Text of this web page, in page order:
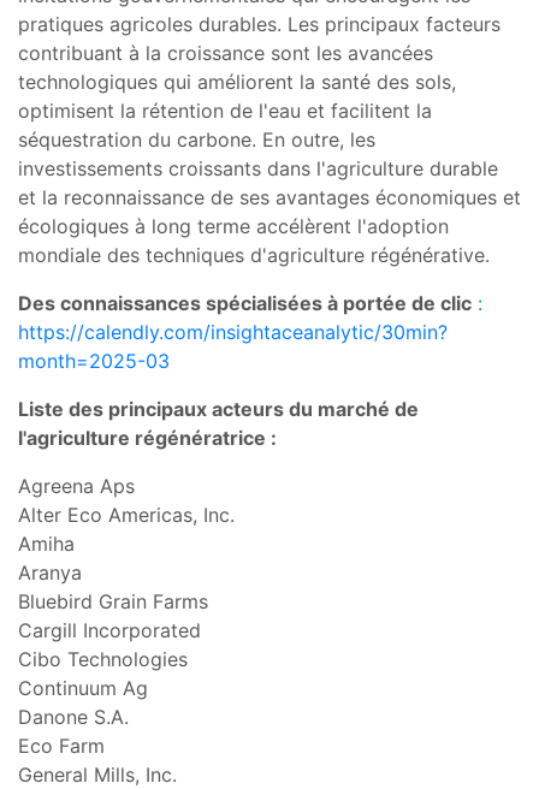
pratiques agricoles durables. Les principaux facteurs
contribuant à la croissance sont les avancées
technologiques qui améliorent la santé des sols,
optimisent la rétention de l'eau et facilitent la
séquestration du carbone. En outre, les
investissements croissants dans l'agriculture durable
et la reconnaissance de ses avantages économiques et
écologiques à long terme accélèrent l'adoption
mondiale des techniques d'agriculture régénérative.
Des connaissances spécialisées à portée de clic :
https://calendly.com/insightaceanalytic/30min?
month=2025-03
Liste des principaux acteurs du marché de
l'agriculture régénératrice :
Agreena Aps
Alter Eco Americas, Inc.
Amiha
Aranya
Bluebird Grain Farms
Cargill Incorporated
Cibo Technologies
Continuum Ag
Danone S.A.
Eco Farm
General Mills, Inc.